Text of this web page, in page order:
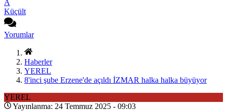
A
Küçült
Yorumlar
Haberler
YEREL
8'inci şube Erzene'de açıldı İZMAR halka halka büyüyor
YEREL
Yayınlanma: 24 Temmuz 2025 - 09:03